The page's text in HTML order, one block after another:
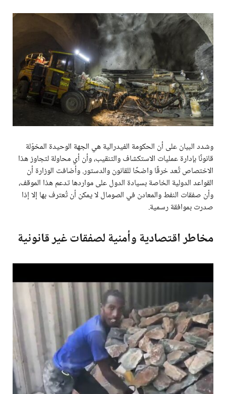
وشدد البيان على أن الحكومة الفيدرالية هي الجهة الوحيدة المخوّلة
قانونًا بإدارة عمليات الاستكشاف والتنقيب، وأن أي محاولة لتجاوز هذا
الاختصاص تُعد خرقًا واضحًا للقانون والدستور. وأضافت الوزارة أن
القواعد الدولية الخاصة بسيادة الدول على مواردها تدعم هذا الموقف،
وأن صفقات النفط والمعادن في الصومال لا يمكن أن تُعترف بها إلا إذا
صدرت بموافقة رسمية.
مخاطر اقتصادية وأمنية لصفقات غير قانونية